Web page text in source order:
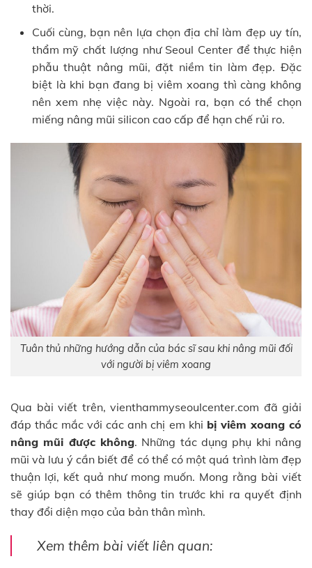
thời.
Cuối cùng, bạn nên lựa chọn địa chỉ làm đẹp uy tín,
thẩm mỹ chất lượng như Seoul Center để thực hiện
phẫu thuật nâng mũi, đặt niềm tin làm đẹp. Đặc
biệt là khi bạn đang bị viêm xoang thì càng không
nên xem nhẹ việc này. Ngoài ra, bạn có thể chọn
miếng nâng mũi silicon cao cấp để hạn chế rủi ro.
Tuân thủ những hướng dẫn của bác sĩ sau khi nâng mũi đối
với người bị viêm xoang
Qua bài viết trên, vienthammyseoulcenter.com đã giải
đáp thắc mắc với các anh chị em khi bị viêm xoang có
nâng mũi được không. Những tác dụng phụ khi nâng
mũi và lưu ý cần biết để có thể có một quá trình làm đẹp
thuận lợi, kết quả như mong muốn. Mong rằng bài viết
sẽ giúp bạn có thêm thông tin trước khi ra quyết định
thay đổi diện mạo của bản thân mình.
Xem thêm bài viết liên quan: